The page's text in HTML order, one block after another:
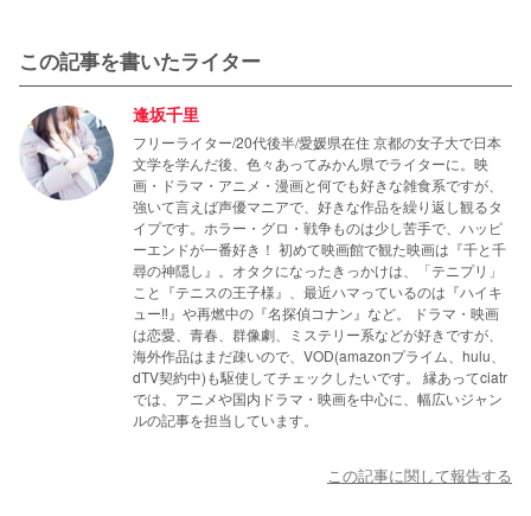
この記事を書いたライター
逢坂千里
フリーライター/20代後半/愛媛県在住 京都の女子大で日本
文学を学んだ後、色々あってみかん県でライターに。映
画・ドラマ・アニメ・漫画と何でも好きな雑食系ですが、
強いて言えば声優マニアで、好きな作品を繰り返し観るタ
イプです。ホラー・グロ・戦争ものは少し苦手で、ハッピ
ーエンドが一番好き！ 初めて映画館で観た映画は『千と千
尋の神隠し』。オタクになったきっかけは、「テニプリ」
こと『テニスの王子様』、最近ハマっているのは『ハイキ
ュー‼』や再燃中の『名探偵コナン』など。 ドラマ・映画
は恋愛、青春、群像劇、ミステリー系などが好きですが、
海外作品はまだ疎いので、VOD(amazonプライム、hulu、
dTV契約中)も駆使してチェックしたいです。 縁あってciatr
では、アニメや国内ドラマ・映画を中心に、幅広いジャン
ルの記事を担当しています。
この記事に関して報告する